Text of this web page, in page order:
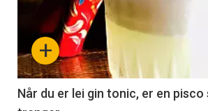
akkurat
nå
-
2
+
Når du er lei gin tonic, er en